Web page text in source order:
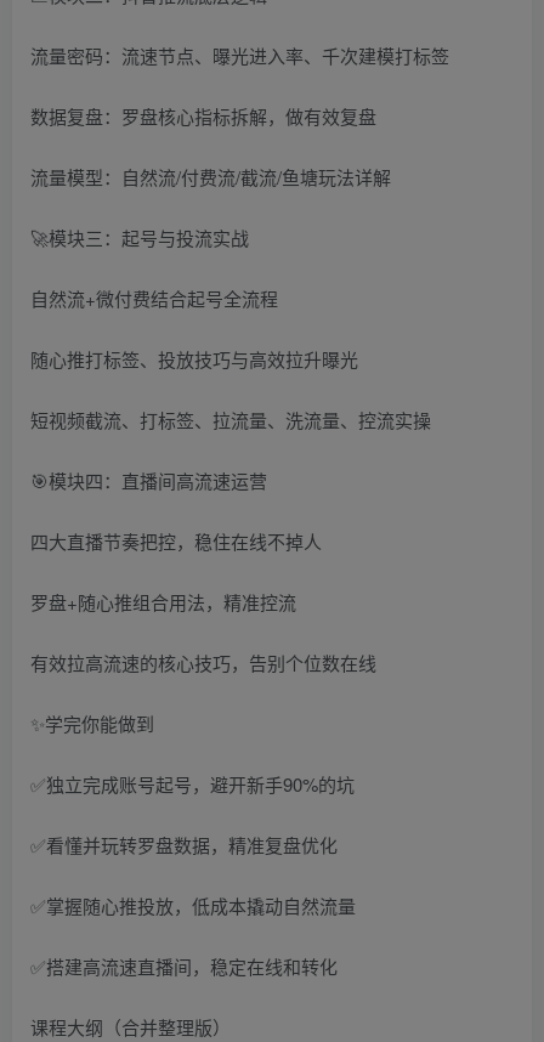
流量密码：流速节点、曝光进入率、千次建模打标签
数据复盘：罗盘核心指标拆解，做有效复盘
流量模型：自然流/付费流/截流/鱼塘玩法详解
🚀模块三：起号与投流实战
自然流+微付费结合起号全流程
随心推打标签、投放技巧与高效拉升曝光
短视频截流、打标签、拉流量、洗流量、控流实操
🎯模块四：直播间高流速运营
四大直播节奏把控，稳住在线不掉人
罗盘+随心推组合用法，精准控流
有效拉高流速的核心技巧，告别个位数在线
✨学完你能做到
✅独立完成账号起号，避开新手90%的坑
✅看懂并玩转罗盘数据，精准复盘优化
✅掌握随心推投放，低成本撬动自然流量
✅搭建高流速直播间，稳定在线和转化
课程大纲（合并整理版）